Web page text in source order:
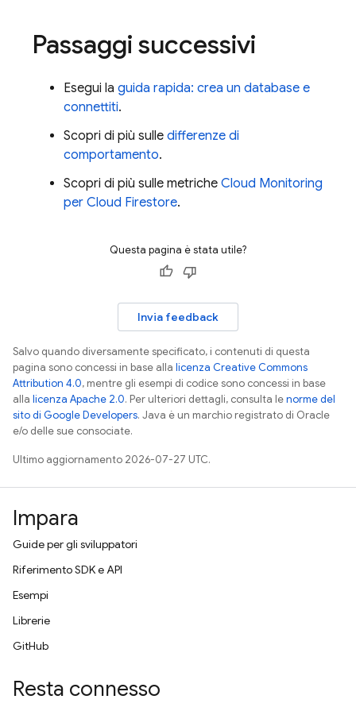
Passaggi successivi
Esegui la guida rapida: crea un database e
connettiti.
Scopri di più sulle differenze di
comportamento.
Scopri di più sulle metriche Cloud Monitoring
per Cloud Firestore.
Questa pagina è stata utile?
Invia feedback
Salvo quando diversamente specificato, i contenuti di questa
pagina sono concessi in base alla licenza Creative Commons
Attribution 4.0, mentre gli esempi di codice sono concessi in base
alla licenza Apache 2.0. Per ulteriori dettagli, consulta lenorme del
sito di Google Developers. Java è un marchio registrato di Oracle
e/o delle sue consociate.
Ultimo aggiornamento 2026-07-27 UTC.
Impara
Guide per gli sviluppatori
Riferimento SDK e API
Esempi
Librerie
GitHub
Resta connesso